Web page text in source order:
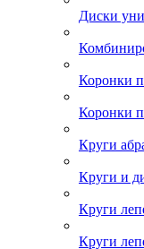
Диски
Коронки
Коронки
Круги
Круги и
Круги
Круги